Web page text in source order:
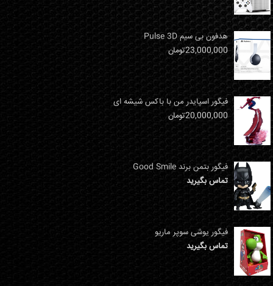
هدفون بی سیم Pulse 3D
23,000,000تومان
فیگور اسپایدر من با باکس شیشه ای
20,000,000تومان
فیگور بتمن برند Good Smile
تماس بگیرید
فیگور یوشی سوپر ماریو
تماس بگیرید